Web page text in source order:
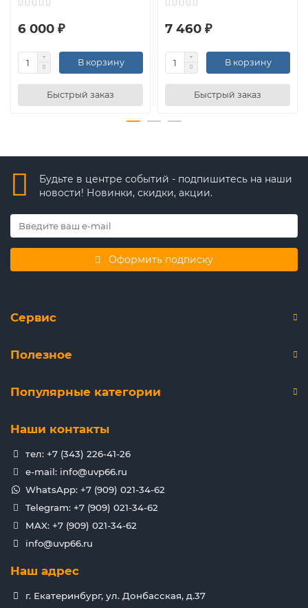
6 000 ₽
В корзину
Быстрый заказ
7 460 ₽
В корзину
Быстрый заказ
Будьте в центре событий - подпишитесь на наши
новости! Новинки, скидки, акции.
Оформить подписку
Сервис
Полезное
Популярные категории
Наши контакты
тел: +7 (343) 226-41-26
e-mail: info@uvp66.ru
WhatsApp: +7 (909) 021-34-62
Telegram: +7 (909) 021-34-62
MAX: +7 (909) 021-34-62
info@uvp66.ru
Наш адрес
г. Екатеринбург, ул. Донбасская, д.37